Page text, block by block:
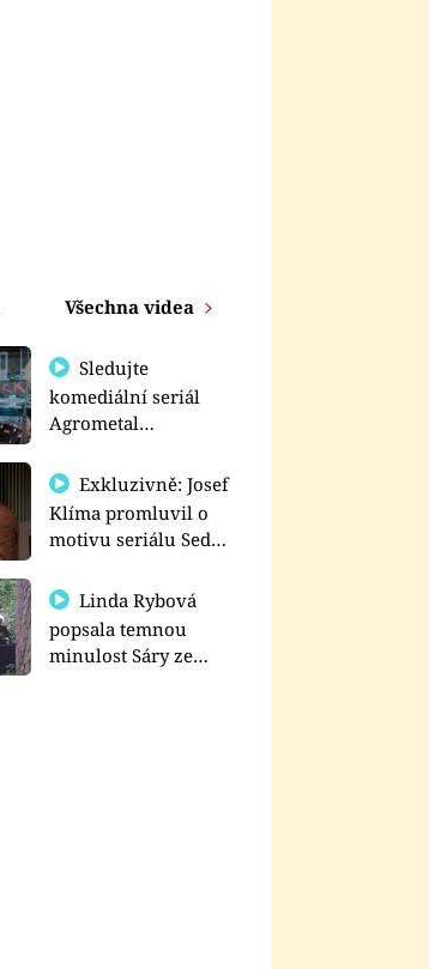
Všechna videa
Sledujte
komediální seriál
Agrometal
prima+
Exkluzivně: Josef
Klíma promluvil o
motivu seriálu Sedm
Linda Rybová
popsala temnou
minulost Sáry ze